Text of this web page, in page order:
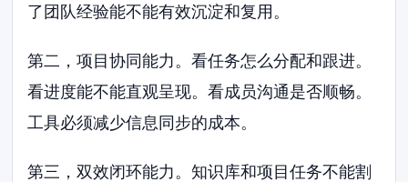
了团队经验能不能有效沉淀和复用。
第二，项目协同能力。看任务怎么分配和跟进。
看进度能不能直观呈现。看成员沟通是否顺畅。
工具必须减少信息同步的成本。
第三，双效闭环能力。知识库和项目任务不能割